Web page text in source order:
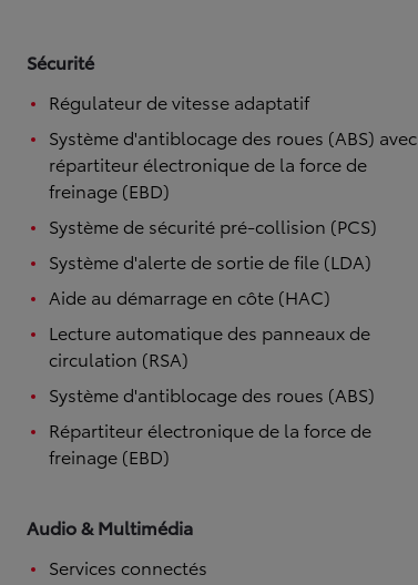
Sécurité
Régulateur de vitesse adaptatif
Système d'antiblocage des roues (ABS) avec
répartiteur électronique de la force de
freinage (EBD)
Système de sécurité pré-collision (PCS)
Système d'alerte de sortie de file (LDA)
Aide au démarrage en côte (HAC)
Lecture automatique des panneaux de
circulation (RSA)
Système d'antiblocage des roues (ABS)
Répartiteur électronique de la force de
freinage (EBD)
Audio & Multimédia
Services connectés